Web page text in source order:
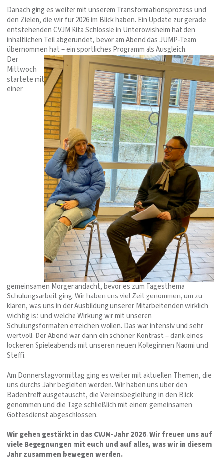
Danach ging es weiter mit unserem Transformationsprozess und
den Zielen, die wir für 2026 im Blick haben. Ein Update zur gerade
entstehenden CVJM Kita Schlössle in Unteröwisheim hat den
inhaltlichen Teil abgerundet, bevor am Abend das JUMP-Team
übernommen hat – ein sportliches Programm als Ausgleich.
Der
Mittwoch
startete mit
einer
gemeinsamen Morgenandacht, bevor es zum Tagesthema
Schulungsarbeit ging. Wir haben uns viel Zeit genommen, um zu
klären, was uns in der Ausbildung unserer Mitarbeitenden wirklich
wichtig ist und welche Wirkung wir mit unseren
Schulungsformaten erreichen wollen. Das war intensiv und sehr
wertvoll. Der Abend war dann ein schöner Kontrast – dank eines
lockeren Spieleabends mit unseren neuen Kolleginnen Naomi und
Steffi.
Am Donnerstagvormittag ging es weiter mit aktuellen Themen, die
uns durchs Jahr begleiten werden. Wir haben uns über den
Badentreff ausgetauscht, die Vereinsbegleitung in den Blick
genommen und die Tage schließlich mit einem gemeinsamen
Gottesdienst abgeschlossen.
Wir gehen gestärkt in das CVJM-Jahr 2026. Wir freuen uns auf
viele Begegnungen mit euch und auf alles, was wir in diesem
Jahr zusammen bewegen werden.